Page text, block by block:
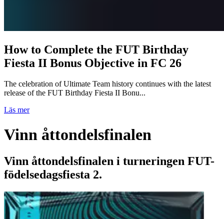
How to Complete the FUT Birthday
Fiesta II Bonus Objective in FC 26
The celebration of Ultimate Team history continues with the latest
release of the FUT Birthday Fiesta II Bonu...
Läs mer
Vinn åttondelsfinalen
Vinn åttondelsfinalen i turneringen FUT-
födelsedagsfiesta 2.